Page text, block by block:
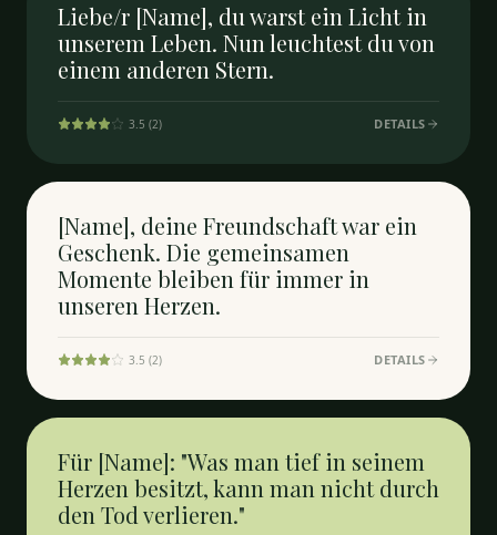
Liebe/r [Name], du warst ein Licht in
unserem Leben. Nun leuchtest du von
einem anderen Stern.
3.5 (2) DETAILS
[Name], deine Freundschaft war ein
Geschenk. Die gemeinsamen
Momente bleiben für immer in
unseren Herzen.
3.5 (2) DETAILS
Für [Name]: "Was man tief in seinem
Herzen besitzt, kann man nicht durch
den Tod verlieren."